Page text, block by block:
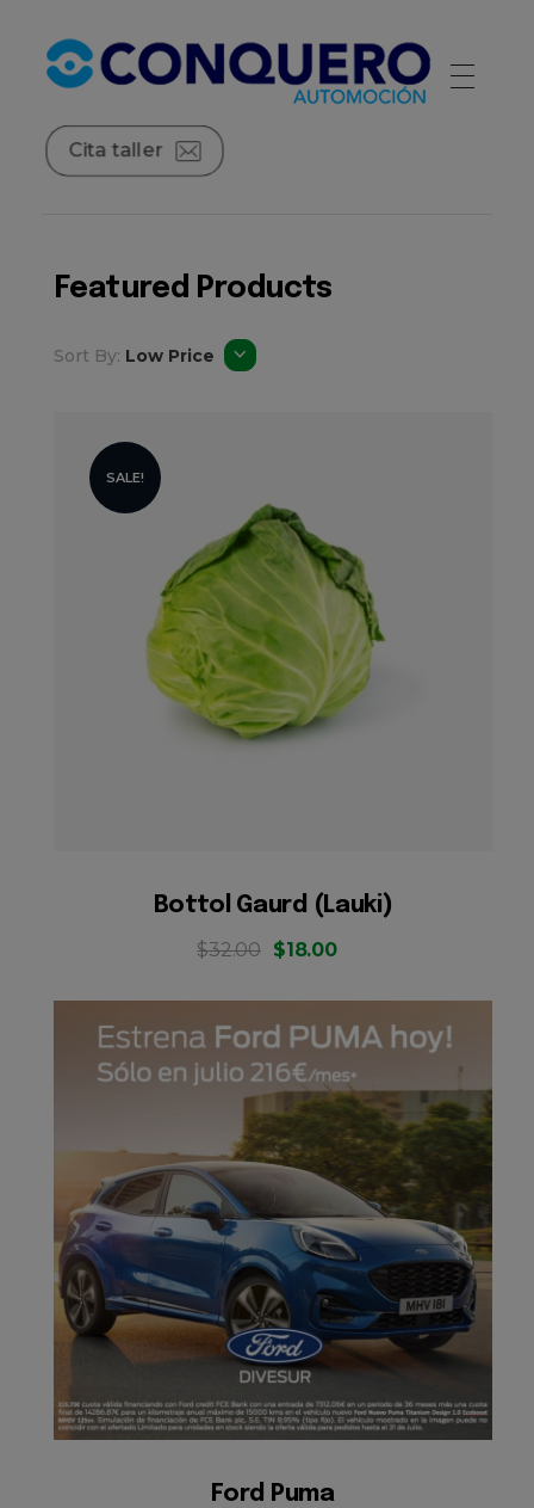
Conquero Automoción | Red de concesionarios de automóviles
Cita taller
Featured Products
Sort By: Low Price
SALE!
Bottol Gaurd (Lauki)
$18.00
$32.00
Ford Puma